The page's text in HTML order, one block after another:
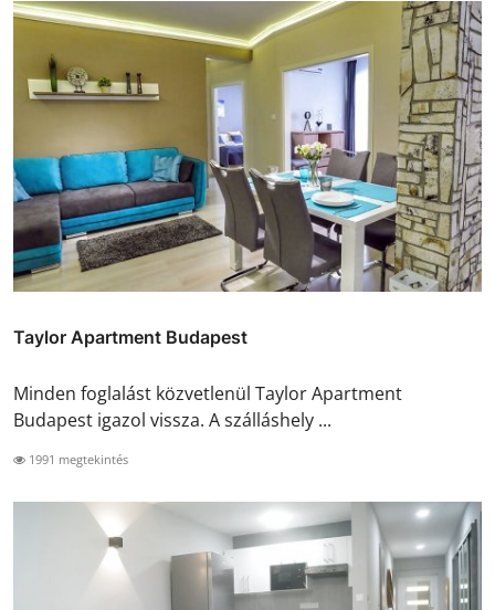
Taylor Apartment Budapest
Minden foglalást közvetlenül Taylor Apartment
Budapest igazol vissza. A szálláshely ...
1991 megtekintés